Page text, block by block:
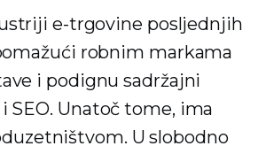
e-trgovine posljednjih
robnim markama
i podignu sadržajni
SEO. Unatoč tome, ima
U slobodno